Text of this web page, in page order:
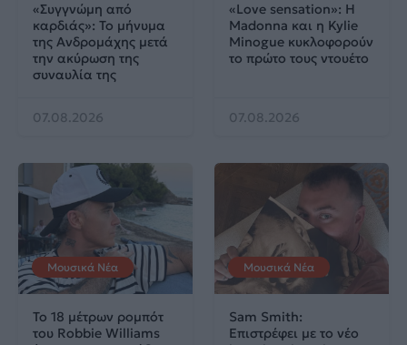
«Συγγνώμη από
καρδιάς»: Το μήνυμα
της Ανδρομάχης μετά
την ακύρωση της
συναυλία της
07.08.2026
«Love sensation»: Η
Madonna και η Kylie
Minogue κυκλοφορούν
το πρώτο τους ντουέτο
07.08.2026
Μουσικά Νέα
Το 18 μέτρων ρομπότ
του Robbie Williams
Μουσικά Νέα
Sam Smith:
Επιστρέφει με το νέο